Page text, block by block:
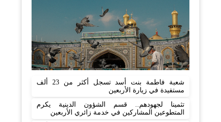
شعبة فاطمة بنت أسد تسجل أكثر من 23 ألف
مستفيدة في زيارة الأربعين
تثمينا لجهودهم.. قسم الشؤون الدينية يكرم
المتطوعين المشاركين في خدمة زائري الأربعين